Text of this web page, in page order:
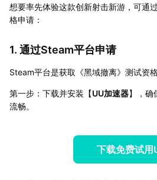
想要率先体验这款创新射击新游，可通
格申请：
1. 通过Steam平台申请
Steam平台是获取《黑域撤离》测试资
第一步：下载并安装【UU加速器】，确
流畅。
下载免费试用